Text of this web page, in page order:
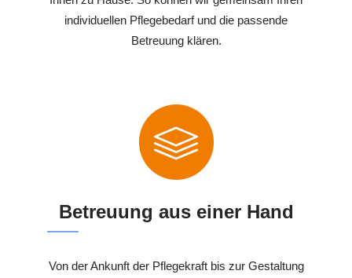
individuellen Pflegebedarf und die passende
Betreuung klären.
Betreuung aus einer Hand
Von der Ankunft der Pflegekraft bis zur Gestaltung